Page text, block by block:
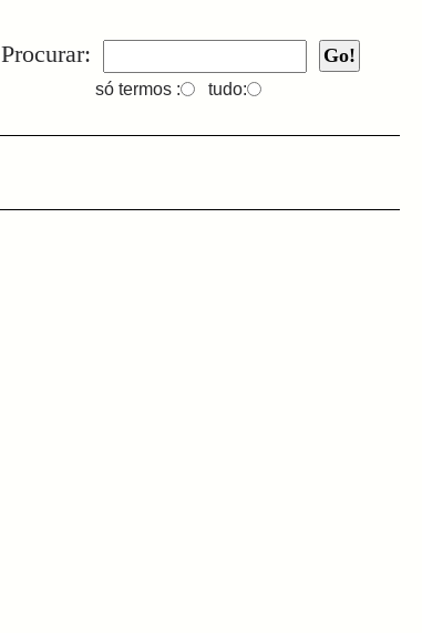
Procurar:
só termos : tudo: